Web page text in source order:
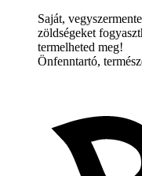
Saját,
zöldségeket
termelheted meg!
Önfenntartó,